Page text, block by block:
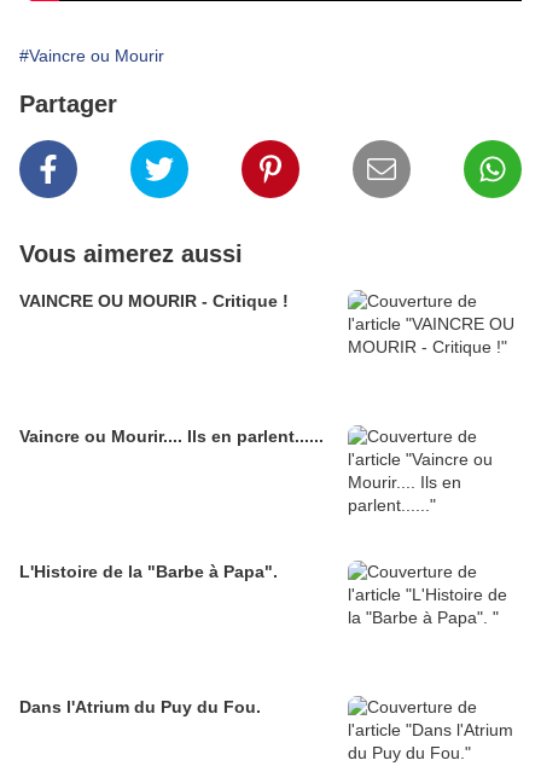
#Vaincre ou Mourir
Partager
Vous aimerez aussi
VAINCRE OU MOURIR - Critique !
Vaincre ou Mourir.... Ils en parlent......
L'Histoire de la "Barbe à Papa".
Dans l'Atrium du Puy du Fou.